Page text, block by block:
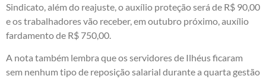
Sindicato, além do reajuste, o auxílio proteção será de R$ 90,00
e os trabalhadores vão receber, em outubro próximo, auxílio
fardamento de R$ 750,00.
A nota também lembra que os servidores de Ilhéus ficaram
sem nenhum tipo de reposição salarial durante a quarta gestão